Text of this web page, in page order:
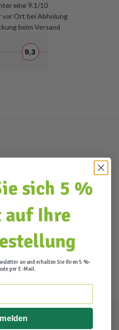
eine 9.1/10
vor Ort bei Abholung
beim Versand
sich 5 %
auf Ihre
an und erhalten Sie Ihren 5 %-
per E-Mail.